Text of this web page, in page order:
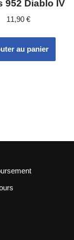
952 Diablo IV
11,90 €
au panier